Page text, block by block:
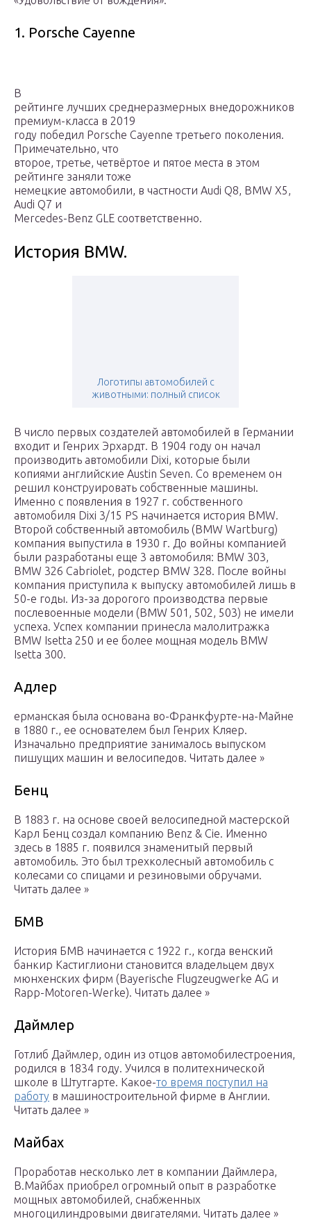
1. Porsche Cayenne
В
рейтинге лучших среднеразмерных внедорожников
премиум-класса в 2019
году победил Porsche Cayenne третьего поколения.
Примечательно, что
второе, третье, четвёртое и пятое места в этом
рейтинге заняли тоже
немецкие автомобили, в частности Audi Q8, BMW X5,
Audi Q7 и
Mercedes-Benz GLE соответственно.
История BMW.
Логотипы автомобилей с
животными: полный список
В число первых создателей автомобилей в Германии
входит и Генрих Эрхардт. В 1904 году он начал
производить автомобили Dixi, которые были
копиями английские Austin Seven. Со временем он
решил конструировать собственные машины.
Именно с появления в 1927 г. собственного
автомобиля Dixi 3/15 PS начинается история BMW.
Второй собственный автомобиль (BMW Wartburg)
компания выпустила в 1930 г. До войны компанией
были разработаны еще 3 автомобиля: BMW 303,
BMW 326 Cabriolet, родстер BMW 328. После войны
компания приступила к выпуску автомобилей лишь в
50-е годы. Из-за дорогого производства первые
послевоенные модели (BMW 501, 502, 503) не имели
успеха. Успех компании принесла малолитражка
BMW Isetta 250 и ее более мощная модель BMW
Isetta 300.
Адлер
ерманская была основана во-Франкфурте-на-Майне
в 1880 г., ее основателем был Генрих Кляер.
Изначально предприятие занималось выпуском
пишущих машин и велосипедов. Читать далее »
Бенц
В 1883 г. на основе своей велосипедной мастерской
Карл Бенц создал компанию Benz & Cie. Именно
здесь в 1885 г. появился знаменитый первый
автомобиль. Это был трехколесный автомобиль с
колесами со спицами и резиновыми обручами.
Читать далее »
БМВ
История БМВ начинается с 1922 г., когда венский
банкир Кастиглиони становится владельцем двух
мюнхенских фирм (Bayerische Flugzeugwerke AG и
Rapp-Motoren-Werke). Читать далее »
Даймлер
Готлиб Даймлер, один из отцов автомобилестроения,
родился в 1834 году. Учился в политехнической
школе в Штутгарте. Какое-то время поступил на
работу в машиностроительной фирме в Англии.
Читать далее »
Майбах
Проработав несколько лет в компании Даймлера,
В.Майбах приобрел огромный опыт в разработке
мощных автомобилей, снабженных
многоцилиндровыми двигателями. Читать далее »